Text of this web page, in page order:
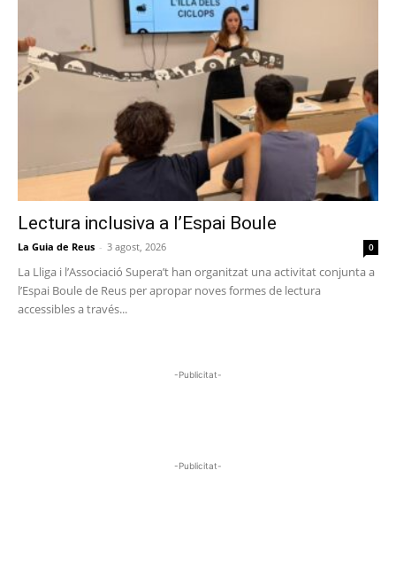
Lectura inclusiva a l’Espai Boule
La Guia de Reus - 3 agost, 2026 0
La Lliga i l’Associació Supera’t han organitzat una activitat conjunta a
l’Espai Boule de Reus per apropar noves formes de lectura
accessibles a través...
-Publicitat-
-Publicitat-